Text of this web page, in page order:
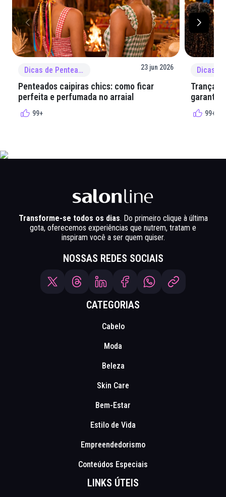
Dicas de Penteado 23 jun 2026
Penteados caipiras chics: como ficar
perfeita e perfumada no arraial
99+
Tranças
garantir
99+
Transforme-se todos os dias. Do primeiro clique à última
gota, oferecemos experiências que nutrem, tratam e
inspiram você a ser quem quiser.
NOSSAS REDES SOCIAIS
CATEGORIAS
Cabelo
Moda
Beleza
Skin Care
Bem-Estar
Estilo de Vida
Empreendedorismo
Conteúdos Especiais
LINKS ÚTEIS